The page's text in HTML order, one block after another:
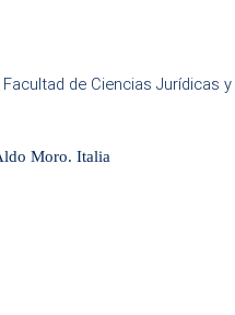
Facultad de Ciencias Jurídicas
Moro. Italia